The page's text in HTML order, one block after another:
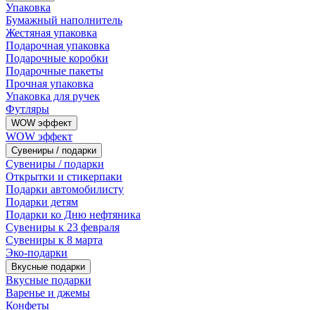
Упаковка
Бумажный наполнитель
Жестяная упаковка
Подарочная упаковка
Подарочные коробки
Подарочные пакеты
Прочная упаковка
Упаковка для ручек
Футляры
WOW эффект
WOW эффект
Сувениры / подарки
Сувениры / подарки
Открытки и стикерпаки
Подарки автомобилисту
Подарки детям
Подарки ко Дню нефтяника
Сувениры к 23 февраля
Сувениры к 8 марта
Эко-подарки
Вкусные подарки
Вкусные подарки
Варенье и джемы
Конфеты